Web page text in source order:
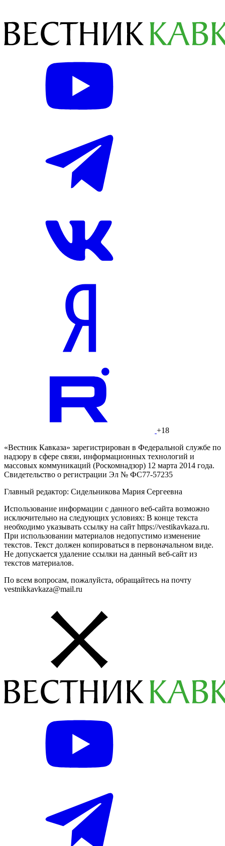
+18
«Вестник Кавказа» зарегистрирован в Федеральной службе по
надзору в сфере связи, информационных технологий и
массовых коммуникаций (Роскомнадзор) 12 марта 2014 года.
Свидетельство о регистрации Эл № ФС77-57235
Главный редактор: Сидельникова Мария Сергеевна
Использование информации с данного веб-сайта возможно
исключительно на следующих условиях: В конце текста
необходимо указывать ссылку на сайт https://vestikavkaza.ru.
При использовании материалов недопустимо изменение
текстов. Текст должен копироваться в первоначальном виде.
Не допускается удаление ссылки на данный веб-сайт из
текстов материалов.
По всем вопросам, пожалуйста, обращайтесь на почту
vestnikkavkaza@mail.ru